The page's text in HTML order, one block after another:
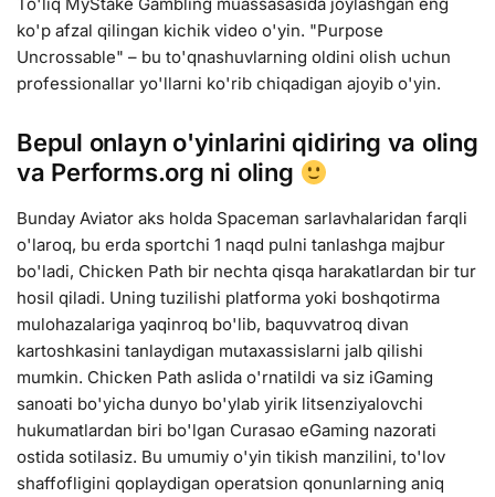
ko'p afzal qilingan kichik video o'yin. "Purpose
Uncrossable" – bu to'qnashuvlarning oldini olish uchun
professionallar yo'llarni ko'rib chiqadigan ajoyib o'yin.
Bepul onlayn o'yinlarini qidiring va oling
va Performs.org ni oling
Bunday Aviator aks holda Spaceman sarlavhalaridan farqli
o'laroq, bu erda sportchi 1 naqd pulni tanlashga majbur
bo'ladi, Chicken Path bir nechta qisqa harakatlardan bir tur
hosil qiladi. Uning tuzilishi platforma yoki boshqotirma
mulohazalariga yaqinroq bo'lib, baquvvatroq divan
kartoshkasini tanlaydigan mutaxassislarni jalb qilishi
mumkin. Chicken Path aslida o'rnatildi va siz iGaming
sanoati bo'yicha dunyo bo'ylab yirik litsenziyalovchi
hukumatlardan biri bo'lgan Curasao eGaming nazorati
ostida sotilasiz. Bu umumiy o'yin tikish manzilini, to'lov
shaffofligini qoplaydigan operatsion qonunlarning aniq